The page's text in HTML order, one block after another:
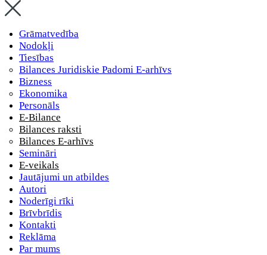
Grāmatvedība
Nodokļi
Tiesības
Bilances Juridiskie Padomi E-arhīvs
Bizness
Ekonomika
Personāls
E-Bilance
Bilances raksti
Bilances E-arhīvs
Semināri
E-veikals
Jautājumi un atbildes
Autori
Noderīgi rīki
Brīvbrīdis
Kontakti
Reklāma
Par mums